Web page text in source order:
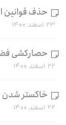
حذف قوانین
۲۳ اسفند ۱۴۰۰
حصارکشی
۲۲ اسفند ۱۴۰۰
خاکستر شدن ۱۰۰هزار هکتار جنگل و مرتع طی ۵ سال
۲۲ اسفند ۱۴۰۰